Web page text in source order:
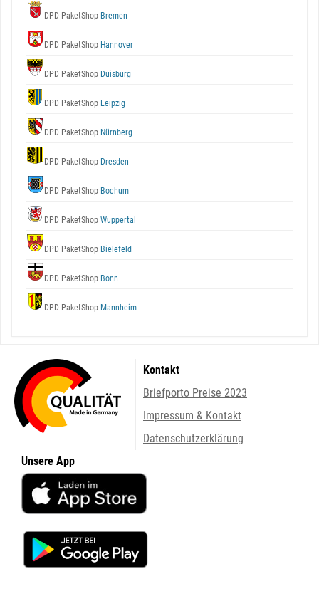
DPD PaketShop Bremen
DPD PaketShop Hannover
DPD PaketShop Duisburg
DPD PaketShop Leipzig
DPD PaketShop Nürnberg
DPD PaketShop Dresden
DPD PaketShop Bochum
DPD PaketShop Wuppertal
DPD PaketShop Bielefeld
DPD PaketShop Bonn
DPD PaketShop Mannheim
Kontakt
Briefporto Preise 2023
Impressum & Kontakt
Datenschutzerklärung
Unsere App